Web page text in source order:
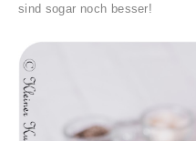
sind sogar noch besser!